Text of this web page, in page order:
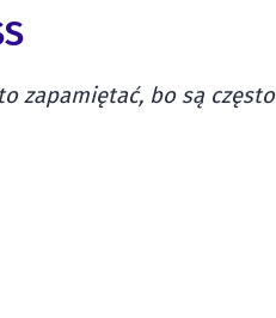
zapamiętać, bo są często